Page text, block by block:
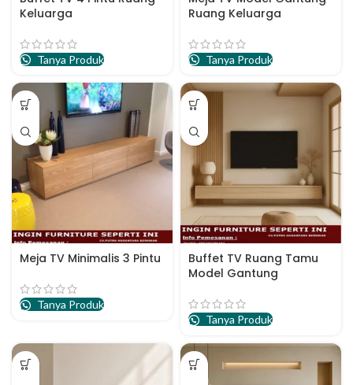
Keluarga
Tanya Produk
Ruang Keluarga
Tanya Produk
Meja TV Minimalis 3 Pintu
Tanya Produk
Buffet TV Ruang Tamu
Model Gantung
Tanya Produk